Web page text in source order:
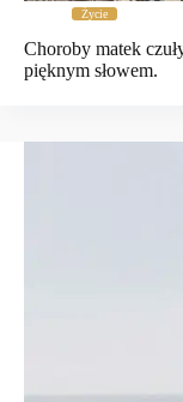
Życie
Choroby matek
pięknym słowem.